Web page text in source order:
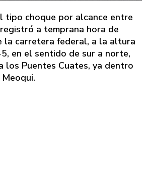
tipo choque por alcance entre
a temprana hora de
la carretera federal, a la altura
en el sentido de sur a norte,
los Puentes Cuates, ya dentro